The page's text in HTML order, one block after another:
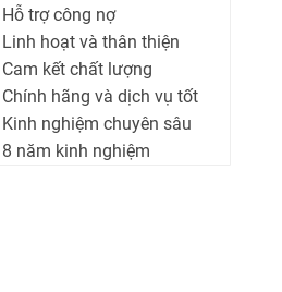
Hỗ trợ công nợ
Linh hoạt và thân thiện
Cam kết chất lượng
Chính hãng và dịch vụ tốt
Kinh nghiệm chuyên sâu
8 năm kinh nghiệm